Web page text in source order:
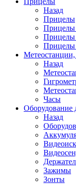
Назад
Прицелы
Прицелы
Прицелы
Прицелы
Назад
Часы
Оборудование
Назад
Зажимы
Зонты